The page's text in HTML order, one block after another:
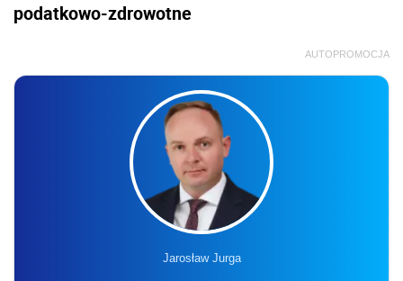
podatkowo-zdrowotne
AUTOPROMOCJA
Jarosław Jurga